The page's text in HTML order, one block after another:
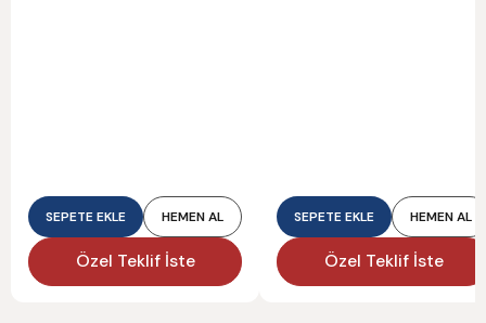
SEPETE EKLE HEMEN AL
Özel Teklif İste
SEPETE EKLE HEMEN AL
Özel Teklif İste